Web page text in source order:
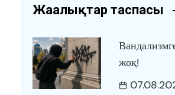
Жаңалықтар таспасы
жоқ!